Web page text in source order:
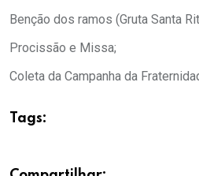
Benção dos ramos (Gruta Santa
Procissão e Missa;
Coleta da Campanha da
Tags: